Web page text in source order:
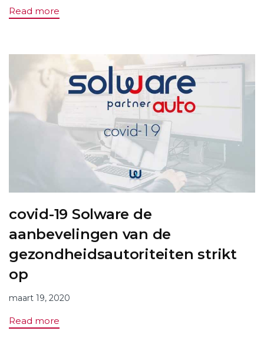
Read more
covid-19 Solware de
aanbevelingen van de
gezondheidsautoriteiten strikt
op
maart 19, 2020
Read more